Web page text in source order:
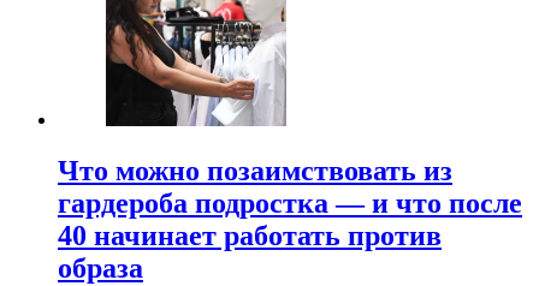
Что можно позаимствовать из
гардероба подростка — и что после
40 начинает работать против
образа